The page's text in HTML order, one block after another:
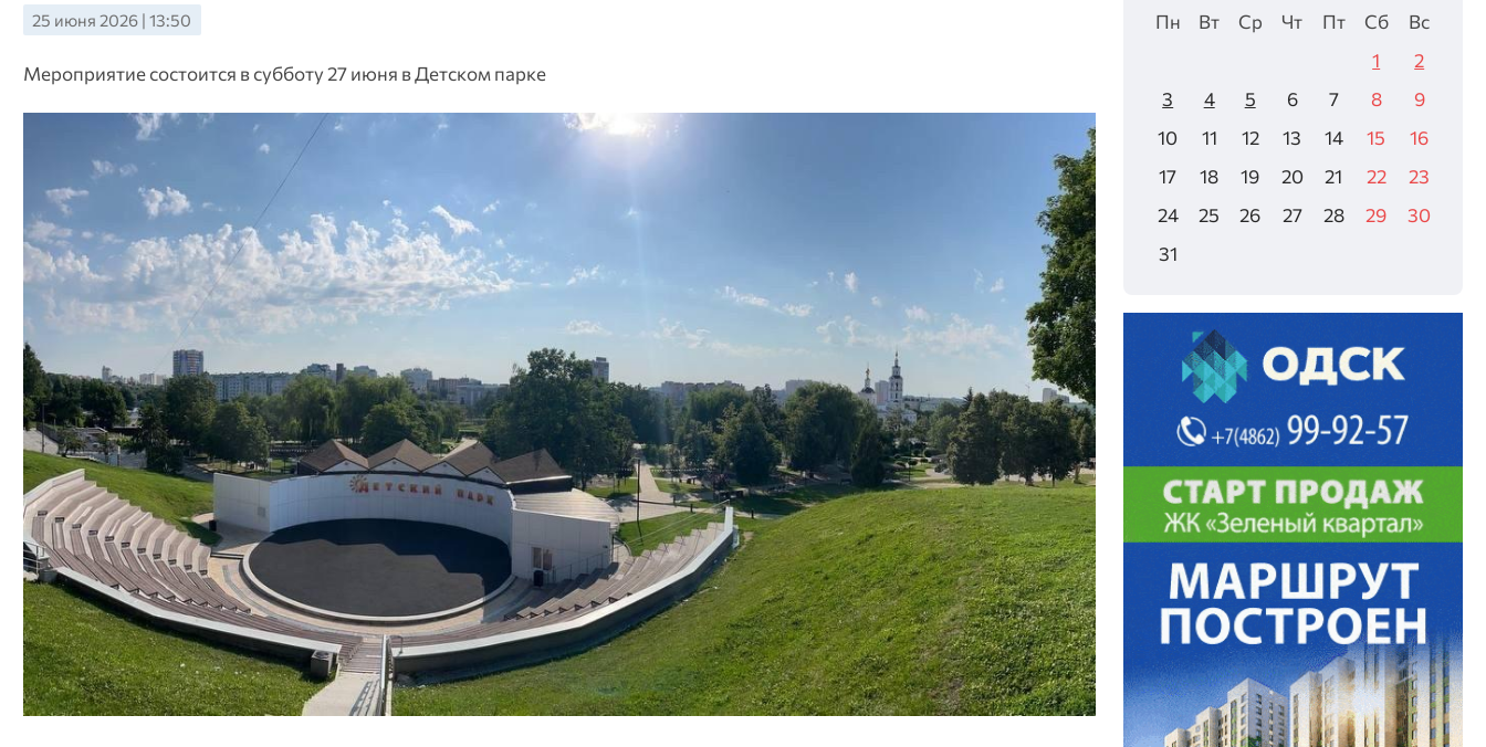
25 июня 2026 | 13:50
Мероприятие состоится в субботу 27 июня в Детском парке
Пн Вт Ср Чт Пт Сб
Вс
1
2
3
4 5 6 7 8
9
10
11 12 13 14 15
16
17
18 19 20 21 22
23
24
25 26 27 28 29
30
31